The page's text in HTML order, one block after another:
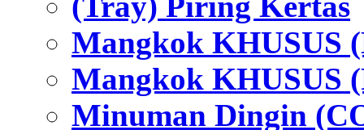
Mangkok KHUSUS
Mangkok KHUSUS
Minuman Dingin